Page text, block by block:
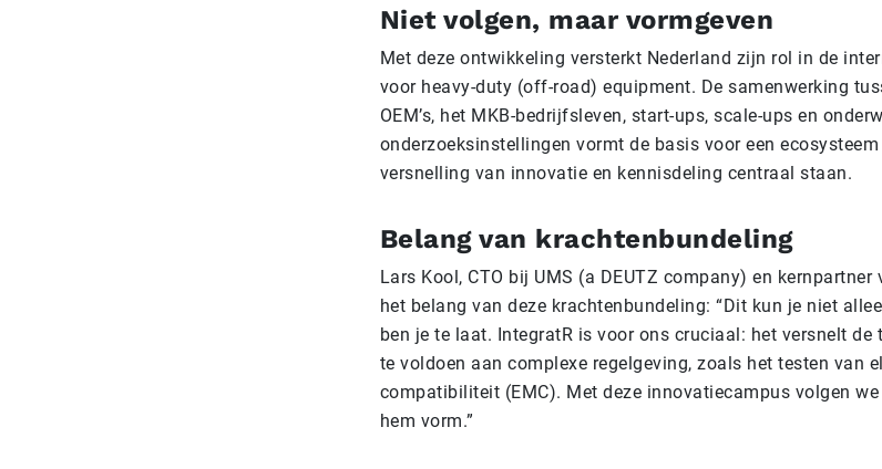
Niet volgen, maar vormgeven
Met deze ontwikkeling versterkt Nederland zijn rol in de
voor heavy-duty (off-road) equipment. De samenwerking
OEM’s, het MKB-bedrijfsleven, start-ups, scale-ups en
onderzoeksinstellingen vormt de basis voor een
versnelling van innovatie en kennisdeling centraal staan.
Belang van krachtenbundeling
Lars Kool, CTO bij UMS (a DEUTZ company) en kernpartner
het belang van deze krachtenbundeling: “Dit kun je niet
ben je te laat. IntegratR is voor ons cruciaal: het versnelt de
te voldoen aan complexe regelgeving, zoals het testen van
compatibiliteit (EMC). Met deze innovatiecampus volgen
hem vorm.”